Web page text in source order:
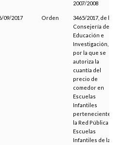
2007/2008
09/2017 Orden
3465/2017, de la
Consejería de
Educación e
Investigación,
por la que se
autoriza la
cuantía del
precio de
comedor en
Escuelas
Infantiles
pertenecientes a
la Red Pública de
Escuelas
Infantiles de la